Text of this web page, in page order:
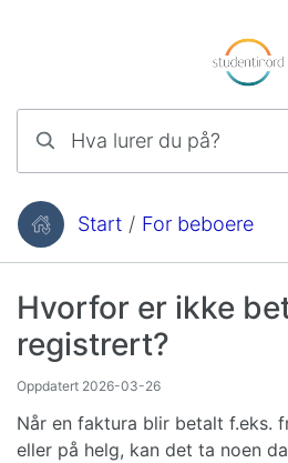
Du er her:Start / For beboere
Hvorfor er ikke
registrert?
Oppdatert 2026-03-26
Når en faktura blir betalt f.eks.
eller på helg, kan det ta noen